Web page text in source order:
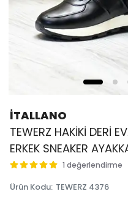
İTALLANO
TEWERZ HAKİKİ DERİ
ERKEK SNEAKER
1 değerlendirme
Ürün Kodu: TEWERZ 4376